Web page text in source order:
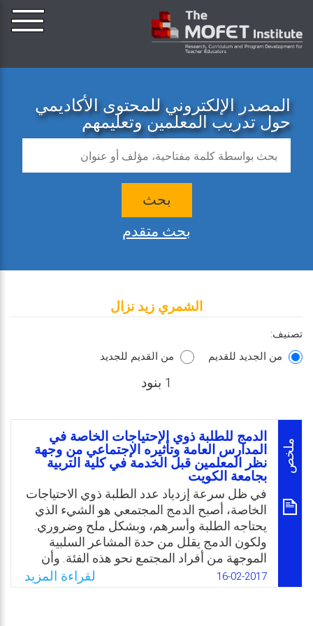
المصدر الإلكتروني للمحتوى الأكاديمي
حول تدريب المعلمين وتعليمهم
بحث
بحث متقدم
الشمري زيد نزال
تصنيف:
من الجديد للقديم
من القديم للجديد
1 بنود
ملخص
الدمج للطلبة ذوي الإحتياجات الخاصة في
المدارس العامة وتأثيره الإجتماعي من وجهة
نظر المعلمين قبل الخدمة في كلية التربية
بجامعة الكويت
في ظل سرعة إزدياد عدد الطلبة ذوي الاحتياجات
الخاصة، أصبح الدمج المجتمعي هو الشيء الذي
يحتاجه الطلبة وأسرهم، وبشكل ملح وضروري.
ولكون الدمج يقلل من حدة المشاعر السلبية
الموجهة من أفراد المجتمع نحو هذه الفئة. وأن
لوجهة النظر التي يحملها المعلمون قبل الخدمة
نحو دمج الطلبة ذوي الاحتياجات الخاصة في
16-02-2017 لقراءة المزيد